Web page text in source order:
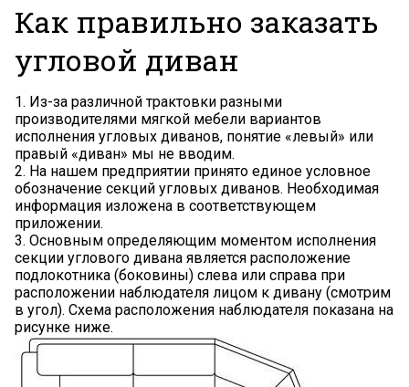
Как правильно заказать
угловой диван
1. Из-за различной трактовки разными
производителями мягкой мебели вариантов
исполнения угловых диванов, понятие «левый» или
правый «диван» мы не вводим.
2. На нашем предприятии принято единое условное
обозначение секций угловых диванов. Необходимая
информация изложена в соответствующем
приложении.
3. Основным определяющим моментом исполнения
секции углового дивана является расположение
подлокотника (боковины) слева или справа при
расположении наблюдателя лицом к дивану (смотрим
в угол). Схема расположения наблюдателя показана на
рисунке ниже.